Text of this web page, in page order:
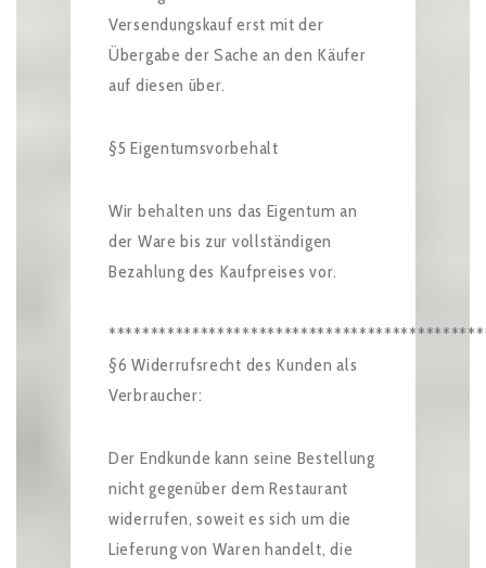
Versendungskauf erst mit der
Übergabe der Sache an den Käufer
auf diesen über.
§5 Eigentumsvorbehalt
Wir behalten uns das Eigentum an
der Ware bis zur vollständigen
Bezahlung des Kaufpreises vor.
§6 Widerrufsrecht des Kunden als
Verbraucher:
Der Endkunde kann seine Bestellung
nicht gegenüber dem Restaurant
widerrufen, soweit es sich um die
Lieferung von Waren handelt, die